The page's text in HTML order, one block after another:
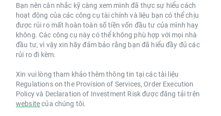
Bạn nên cân nhắc kỹ càng xem mình đã thực sự hiểu cách
hoạt động của các công cụ tài chính và liệu bạn có thể chịu
được rủi ro mất hoàn toàn số tiền vốn đầu tư của mình hay
không. Các công cụ này có thể không phù hợp với mọi nhà
đầu tư, vì vậy xin hãy đảm bảo rằng bạn đã hiểu đầy đủ các
rủi ro đi kèm.
Xin vui lòng tham khảo thêm thông tin tại các tài liệu
Regulations on the Provision of Services, Order Execution
Policy và Declaration of Investment Risk được đăng tải trên
websitecủa chúng tôi.